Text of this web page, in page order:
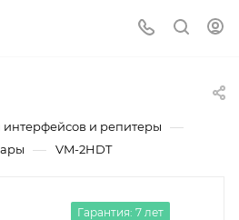
и репитеры —
— VM-2HDT
Гарантия: 7 лет